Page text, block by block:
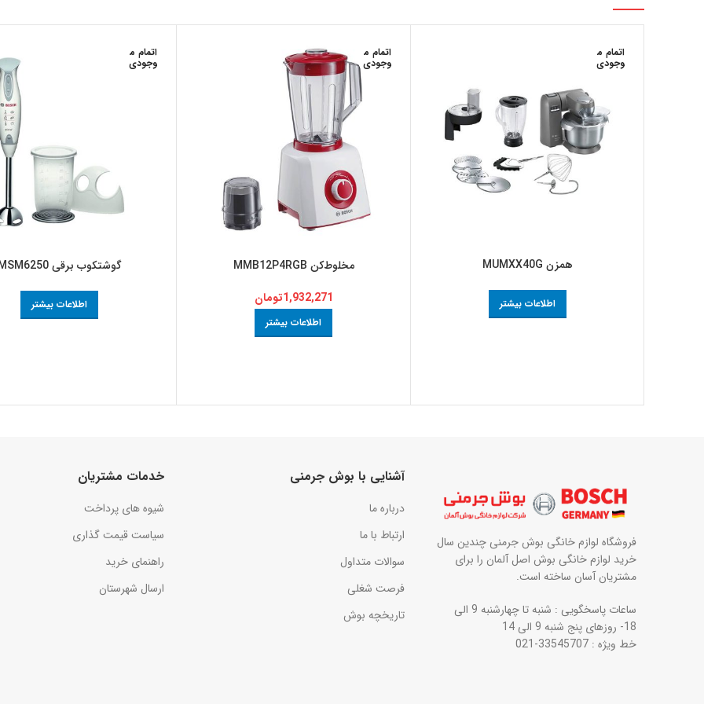
اتمام م
وجودی
همزن MUMXX40G
اطلاعات بیشتر
اتمام م
وجودی
مخلوط‌کن MMB12P4RGB
1,932,271تومان
اطلاعات بیشتر
اتمام م
وجودی
گوشتکوب برقی MSM6250
اطلاعات بیشتر
فروشگاه لوازم خانگی بوش جرمنی چندین سال
خرید لوازم خانگی بوش اصل آلمان را برای
مشتریان آسان ساخته است.
ساعات پاسخگویی : شنبه تا چهارشنبه 9 الی
18- روزهای پنج شنبه 9 الی 14
خط ویژه : 33545707-021
آشنایی با بوش جرمنی
درباره ما
ارتباط با ما
سوالات متداول
فرصت شغلی
تاریخچه بوش
خدمات مشتریان
شیوه های پرداخت
سیاست قیمت گذاری
راهنمای خرید
ارسال شهرستان